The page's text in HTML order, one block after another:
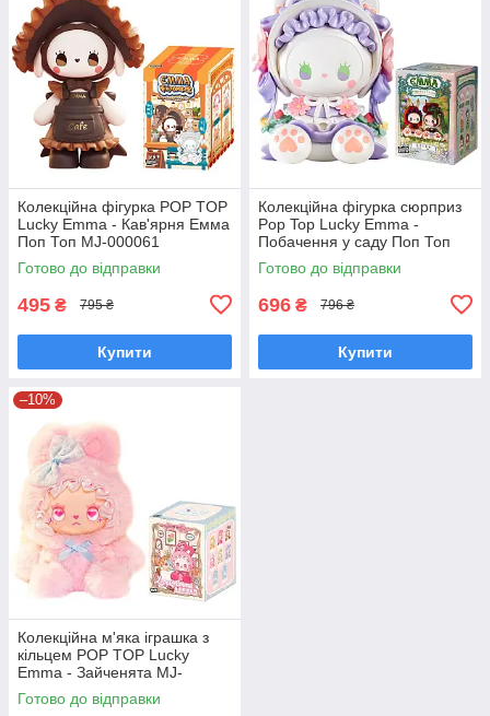
Колекційна фігурка POP TOP
Lucky Emma - Кав'ярня Емма
Поп Топ MJ-000061
Готово до відправки
495 ₴ 795 ₴
Купити
Колекційна фігурка сюрприз
Pop Top Lucky Emma -
Побачення у саду Поп Топ
MJ-000056
Готово до відправки
696 ₴ 796 ₴
Купити
–10%
Колекційна м'яка іграшка з
кільцем POP TOP Lucky
Emma - Зайченята MJ-
000090
Готово до відправки